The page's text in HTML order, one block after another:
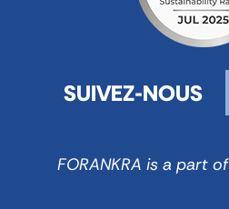
SUIVEZ-NOUS
FORANKRA is a part of